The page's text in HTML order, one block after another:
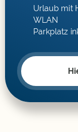
Urlaub mit
WLAN
Parkplatz